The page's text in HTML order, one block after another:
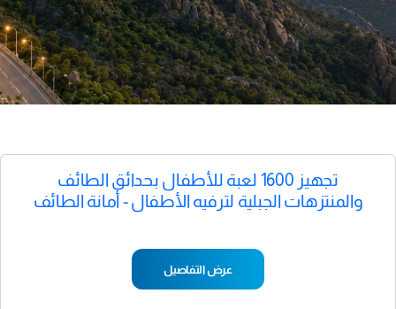
تجهيز 1600 لعبة للأطفال بحدائق الطائف
والمنتزهات الجبلية لترفيه الأطفال - أمانة الطائف
عرض التفاصيل